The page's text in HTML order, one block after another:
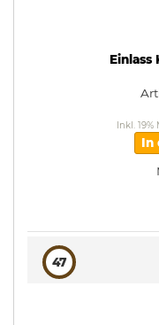
Einlass
Inkl. 19%
In
47